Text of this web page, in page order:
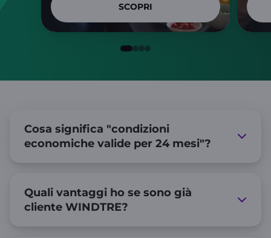
SCOPRI
Cosa significa "condizioni
economiche valide per 24 mesi"?
Quali vantaggi ho se sono già
cliente WINDTRE?